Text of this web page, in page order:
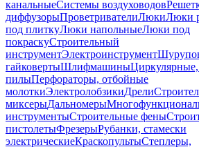
канальныеСистемы воздуховодов
диффузорыПроветривателиЛюкиЛюки
под плиткуЛюки напольныеЛюки под
покраскуСтроительный
инструментЭлектроинструмент
гайковертыШлифмашины
пилыПерфораторы, отбойные
молоткиЭлектролобзикиДрели
миксерыДальномеры
инструментыСтроительные фены
пистолетыФрезерыРубанки, стамески
электрическиеКраскопультыСтеплеры,